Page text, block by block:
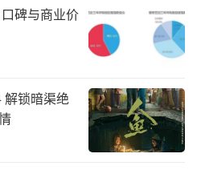
碑与商业价
解锁暗渠绝